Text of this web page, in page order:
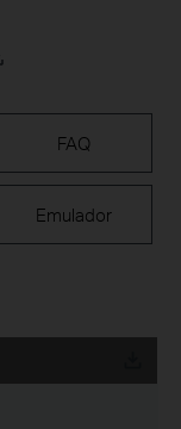
FAQ
Emulador